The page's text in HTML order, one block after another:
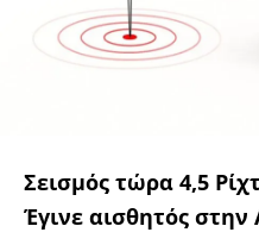
Σεισμός τώρα 4,5
Έγινε αισθητός